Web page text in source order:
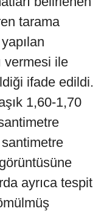
tarama
vermesi ile
ifade edildi.
1,60-1,70
ayrıca tespit